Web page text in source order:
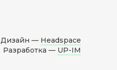
Дизайн — Headspace
Разработка — UP-IM